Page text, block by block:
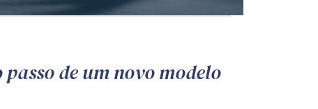
de um novo modelo